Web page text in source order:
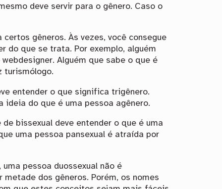
deve servir para o gênero. Caso o
gêneros. Às vezes, você consegue
do que se trata. Por exemplo, alguém
Alguém que sabe o que é
turismólogo.
entender o que significa trigênero.
ideia do que é uma pessoa agênero.
bissexual deve entender o que é uma
uma pessoa pansexual é atraída por
pessoa duossexual não é
dos gêneros. Porém, os nomes